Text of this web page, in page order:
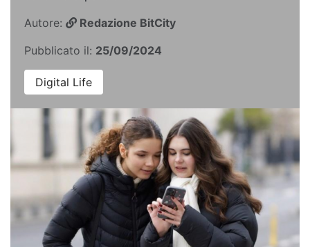
Autore:
Redazione BitCity
Pubblicato il: 25/09/2024
Digital Life